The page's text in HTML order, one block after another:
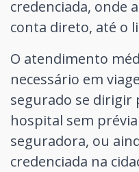
credenciada, onde
conta direto, até o
O atendimento
necessário em
segurado se
hospital sem
seguradora, ou
credenciada na